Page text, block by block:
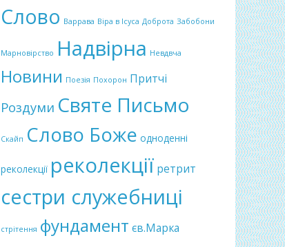
Слово Варрава Віра в Ісуса Доброта Забобони
Марновірство Надвірна Невдвча
Новини Поезія Похорон Притчі
Роздуми Святе Письмо
Скайп Слово Боже одноденні
реколекції реколекції ретрит
сестри служебниці
стрітення фундамент єв.Марка